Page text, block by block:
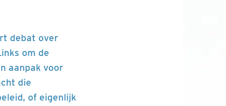
debat over
om de
aanpak voor
die
of eigenlijk